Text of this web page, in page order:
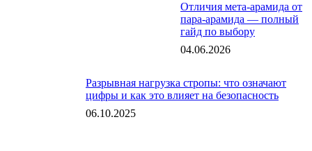
Отличия мета-арамида от
пара-арамида — полный
гайд по выбору
04.06.2026
Разрывная нагрузка стропы: что означают
цифры и как это влияет на безопасность
06.10.2025